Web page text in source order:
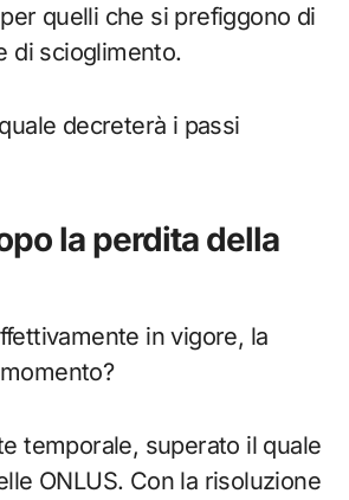
quelli che si prefiggono di
di scioglimento.
decreterà i passi
la perdita della
in vigore, la
temporale, superato il quale
ONLUS. Con la risoluzione